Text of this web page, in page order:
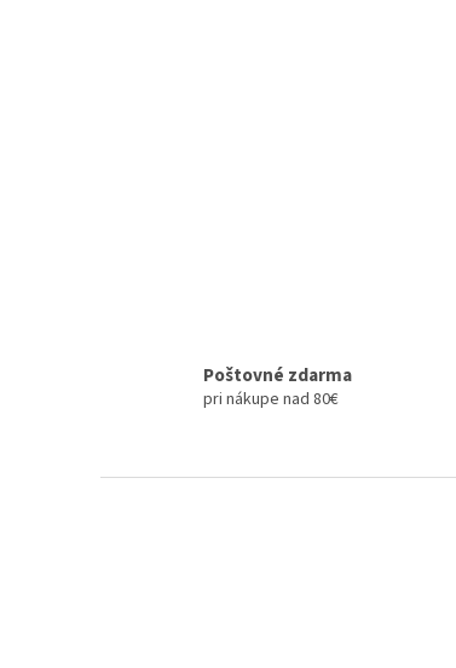
Poštovné zdarma
pri nákupe nad 80€